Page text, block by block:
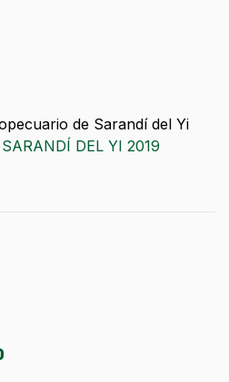
de Sarandí del Yi
DEL YI 2019